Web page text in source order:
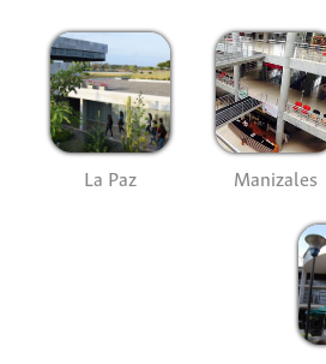
La Paz Manizales